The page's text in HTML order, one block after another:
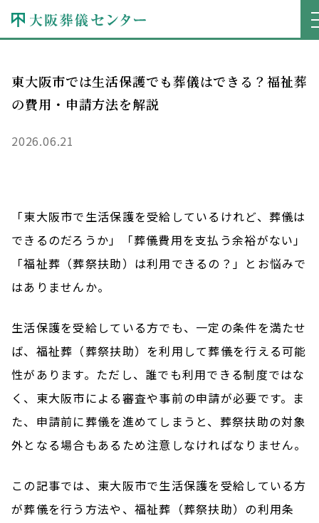
東大阪市では生活保護でも葬儀はできる？福祉葬の費用・申請方法
東大阪市では生活保護でも葬儀はできる？福祉葬
の費用・申請方法を解説
2026.06.21
「東大阪市で生活保護を受給しているけれど、葬儀は
できるのだろうか」「葬儀費用を支払う余裕がない」
「福祉葬（葬祭扶助）は利用できるの？」とお悩みで
はありませんか。
生活保護を受給している方でも、一定の条件を満たせ
ば、福祉葬（葬祭扶助）を利用して葬儀を行える可能
性があります。ただし、誰でも利用できる制度ではな
く、東大阪市による審査や事前の申請が必要です。ま
た、申請前に葬儀を進めてしまうと、葬祭扶助の対象
外となる場合もあるため注意しなければなりません。
この記事では、東大阪市で生活保護を受給している方
が葬儀を行う方法や、福祉葬（葬祭扶助）の利用条